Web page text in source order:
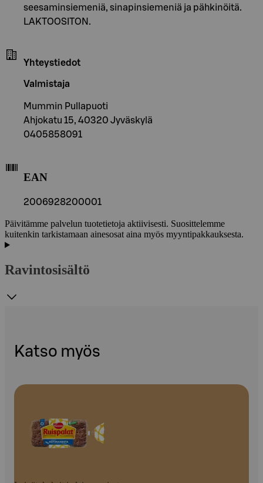
seesaminsiemeniä, sinapinsiemeniä ja pähkinöitä.
LAKTOOSITON.
Yhteystiedot
Valmistaja
Mummin Pullapuoti
Ahjokatu 15, 40320 Jyväskylä
0405858091
EAN
2006928200001
Päivitämme palvelun tuotetietoja aktiivisesti. Suosittelemme
kuitenkin tarkistamaan ainesosat aina myös myyntipakkauksesta.
Ravintosisältö
Katso myös